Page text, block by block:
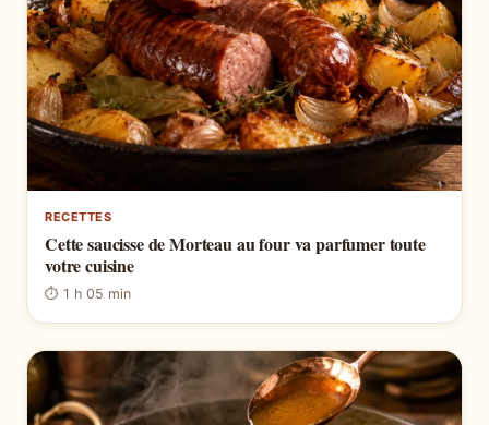
RECETTES
Cette saucisse de Morteau au four va parfumer toute
votre cuisine
⏱ 1 h 05 min